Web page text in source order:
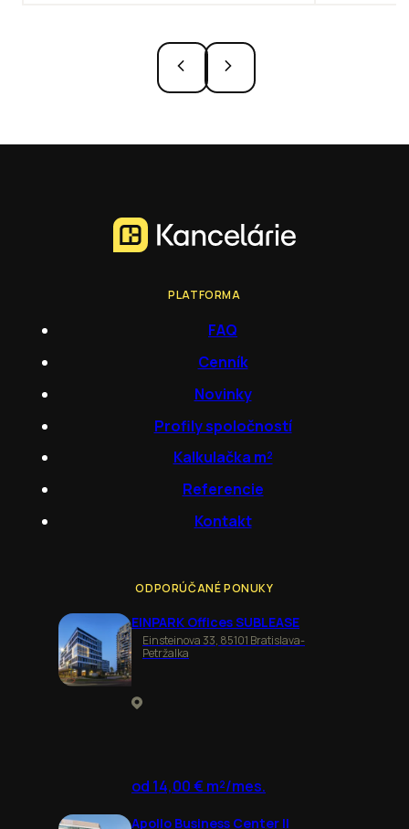
PLATFORMA
FAQ
Cenník
Novinky
Profily spoločností
Kalkulačka m²
Referencie
Kontakt
ODPORÚČANÉ PONUKY
EINPARK Offices SUBLEASE
Einsteinova 33, 85101 Bratislava-
Petržalka
od 14,00 € m²/mes.
Apollo Business Center II